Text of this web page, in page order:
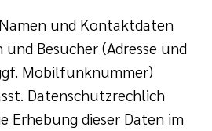
und Kontaktdaten
Besucher (Adresse und
Mobilfunknummer)
Datenschutzrechlich
Erhebung dieser Daten im